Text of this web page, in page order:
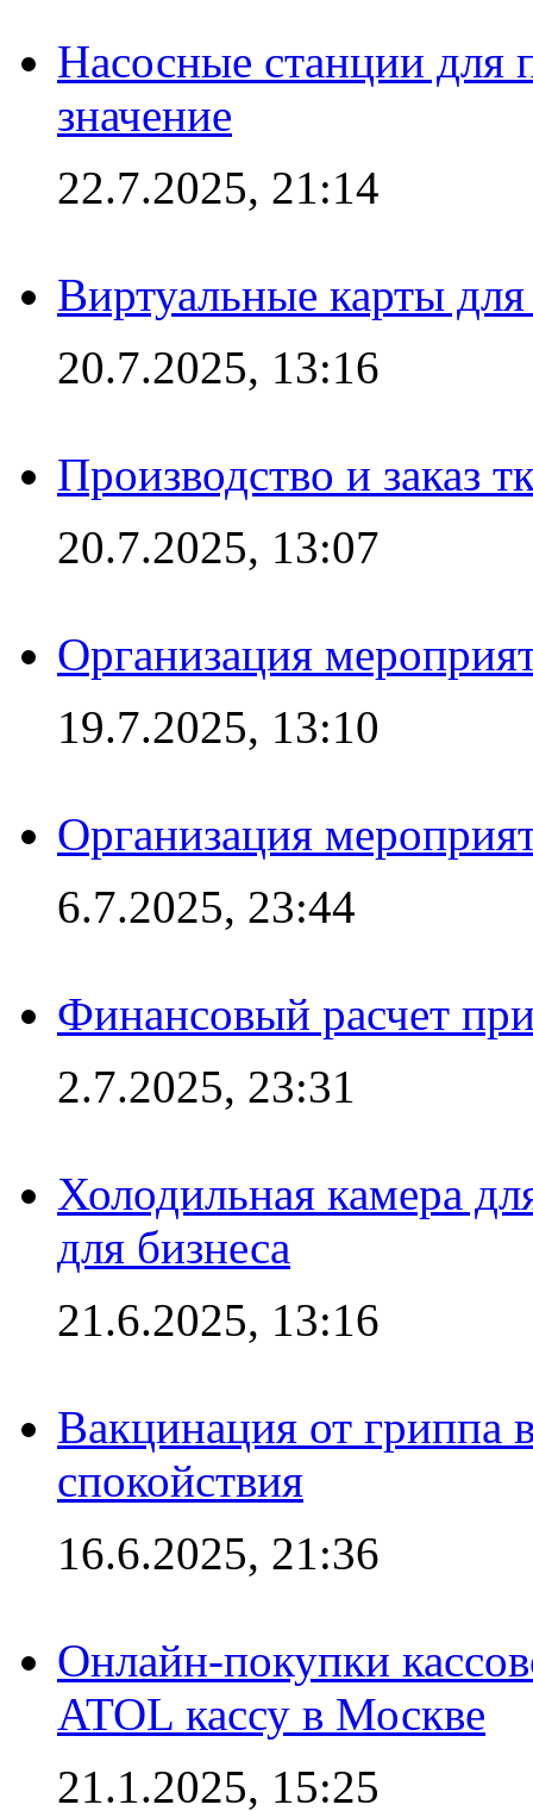
Насосные станции для
значение
22.7.2025, 21:14
Виртуальные карты
20.7.2025, 13:16
Производство и заказ
20.7.2025, 13:07
Организация
19.7.2025, 13:10
Организация
6.7.2025, 23:44
Финансовый расчет
2.7.2025, 23:31
Холодильная камера
для бизнеса
21.6.2025, 13:16
Вакцинация от гриппа
спокойствия
16.6.2025, 21:36
Онлайн-покупки
ATOL кассу в Москве
21.1.2025, 15:25